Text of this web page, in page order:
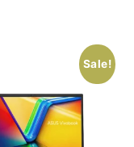
Sale!